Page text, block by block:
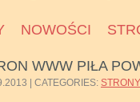
NOWOŚCI
WWW PIŁA
| CATEGORIES: